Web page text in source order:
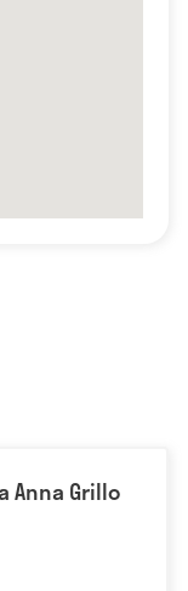
Anna Grillo